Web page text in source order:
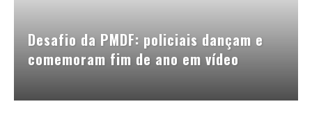
Desafio da PMDF: policiais dançam e
comemoram fim de ano em vídeo